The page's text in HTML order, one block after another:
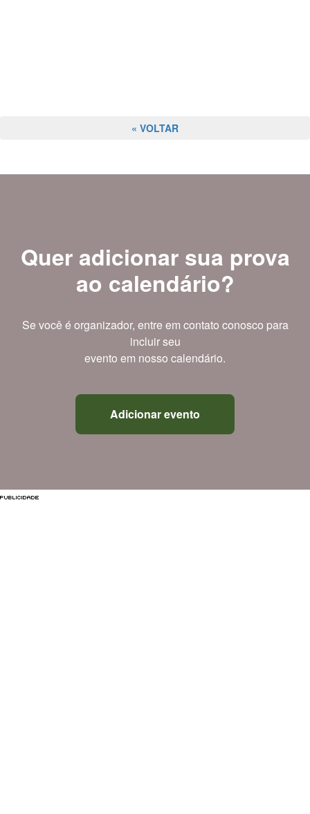
« VOLTAR
Quer adicionar sua prova
ao calendário?
Se você é organizador, entre em contato conosco para
incluir seu
evento em nosso calendário.
Adicionar evento